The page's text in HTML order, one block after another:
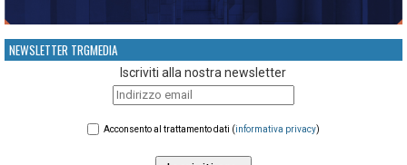
NEWSLETTER TRGMEDIA
Iscriviti alla nostra newsletter
Acconsento al trattamento dati (informativa privacy)